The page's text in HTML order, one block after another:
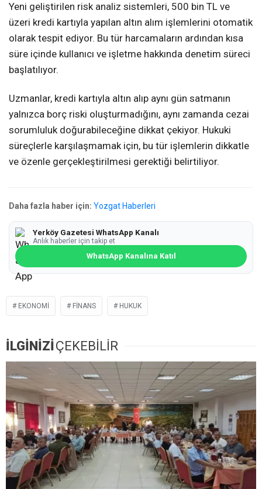
Yeni geliştirilen risk analiz sistemleri, 500 bin TL ve
üzeri kredi kartıyla yapılan altın alım işlemlerini otomatik
olarak tespit ediyor. Bu tür harcamaların ardından kısa
süre içinde kullanıcı ve işletme hakkında denetim süreci
başlatılıyor.
Uzmanlar, kredi kartıyla altın alıp aynı gün satmanın
yalnızca borç riski oluşturmadığını, aynı zamanda cezai
sorumluluk doğurabileceğine dikkat çekiyor. Hukuki
süreçlerle karşılaşmamak için, bu tür işlemlerin dikkatle
ve özenle gerçekleştirilmesi gerektiği belirtiliyor.
Daha fazla haber için: Yozgat Haberleri
Yerköy Gazetesi WhatsApp Kanalı
Anlık haberler için takip et
WhatsApp Kanalına Katıl
EKONOMI FINANS HUKUK
İLGİNİZİÇEKEBİLİR